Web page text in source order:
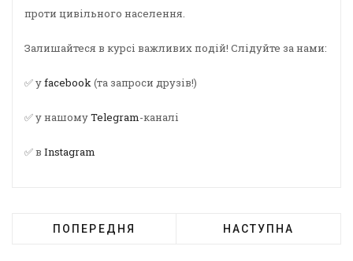
проти цивільного населення.
Залишайтеся в курсі важливих подій! Слідуйте за нами:
✅ уfacebook(та запроси друзів!)
✅ у нашомуTelegram-каналі
✅ в Instagram
ПОПЕРЕДНЯ НАСТУПНА